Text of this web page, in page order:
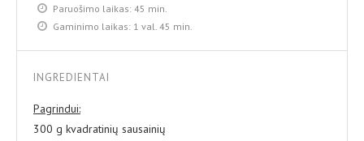
Paruošimo laikas: 45 min.
Gaminimo laikas: 1 val. 45 min.
INGREDIENTAI
Pagrindui:
300 g kvadratinių sausainių